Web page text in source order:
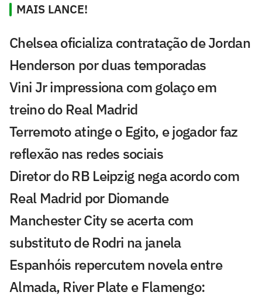
MAIS LANCE!
Chelsea oficializa contratação de Jordan
Henderson por duas temporadas
Vini Jr impressiona com golaço em
treino do Real Madrid
Terremoto atinge o Egito, e jogador faz
reflexão nas redes sociais
Diretor do RB Leipzig nega acordo com
Real Madrid por Diomande
Manchester City se acerta com
substituto de Rodri na janela
Espanhóis repercutem novela entre
Almada, River Plate e Flamengo: